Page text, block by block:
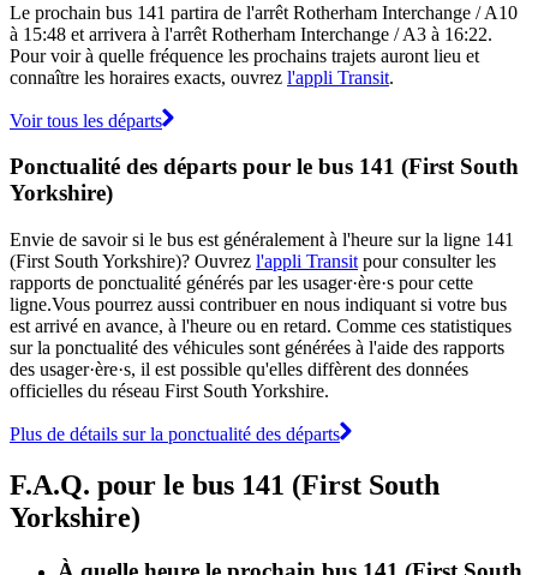
Le prochain bus 141 partira de l'arrêt Rotherham Interchange / A10
à 15:48 et arrivera à l'arrêt Rotherham Interchange / A3 à 16:22.
Pour voir à quelle fréquence les prochains trajets auront lieu et
connaître les horaires exacts, ouvrez l'appli Transit.
Voir tous les départs
Ponctualité des départs pour le bus 141 (First South
Yorkshire)
Envie de savoir si le bus est généralement à l'heure sur la ligne 141
(First South Yorkshire)? Ouvrez l'appli Transit pour consulter les
rapports de ponctualité générés par les usager·ère·s pour cette
ligne.Vous pourrez aussi contribuer en nous indiquant si votre bus
est arrivé en avance, à l'heure ou en retard. Comme ces statistiques
sur la ponctualité des véhicules sont générées à l'aide des rapports
des usager·ère·s, il est possible qu'elles diffèrent des données
officielles du réseau First South Yorkshire.
Plus de détails sur la ponctualité des départs
F.A.Q. pour le bus 141 (First South
Yorkshire)